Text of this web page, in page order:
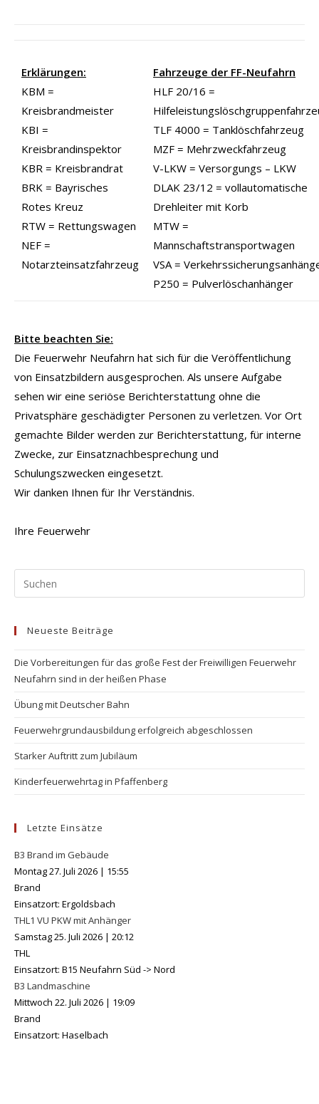
Erklärungen:
KBM =
Kreisbrandmeister
KBI =
Kreisbrandinspektor
KBR = Kreisbrandrat
BRK = Bayrisches
Rotes Kreuz
RTW = Rettungswagen
NEF =
Notarzteinsatzfahrzeug
Fahrzeuge der FF-Neufahrn
HLF 20/16 =
TLF 4000 = Tanklöschfahrzeug
MZF = Mehrzweckfahrzeug
V-LKW = Versorgungs – LKW
DLAK 23/12 = vollautomatische
Drehleiter mit Korb
MTW =
Mannschaftstransportwagen
VSA =
P250 = Pulverlöschanhänger
Bitte beachten Sie:
Die Feuerwehr Neufahrn hat sich für die Veröffentlichung
von Einsatzbildern ausgesprochen. Als unsere Aufgabe
sehen wir eine seriöse Berichterstattung ohne die
Privatsphäre geschädigter Personen zu verletzen. Vor Ort
gemachte Bilder werden zur Berichterstattung, für interne
Zwecke, zur Einsatznachbesprechung und
Schulungszwecken eingesetzt.
Wir danken Ihnen für Ihr Verständnis.
Ihre Feuerwehr
Neueste Beiträge
Die Vorbereitungen für das große Fest der Freiwilligen Feuerwehr
Neufahrn sind in der heißen Phase
Übung mit Deutscher Bahn
Feuerwehrgrundausbildung erfolgreich abgeschlossen
Starker Auftritt zum Jubiläum
Kinderfeuerwehrtag in Pfaffenberg
Letzte Einsätze
B3 Brand im Gebäude
Montag 27. Juli 2026 | 15:55
Brand
Einsatzort: Ergoldsbach
THL1 VU PKW mit Anhänger
Samstag 25. Juli 2026 | 20:12
THL
Einsatzort: B15 Neufahrn Süd -> Nord
B3 Landmaschine
Mittwoch 22. Juli 2026 | 19:09
Brand
Einsatzort: Haselbach